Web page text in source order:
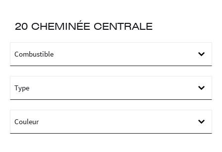
20 CHEMINÉE CENTRALE